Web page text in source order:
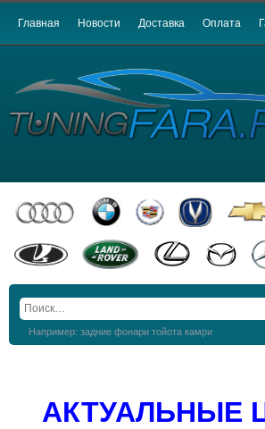
Главная Новости Доставка Оплата
Например: задние фонари тойота камри
АКТУАЛЬНЫЕ